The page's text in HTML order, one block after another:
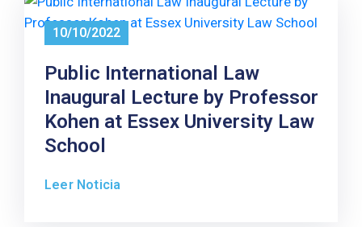
10/10/2022
Public International Law
Inaugural Lecture by Professor
Kohen at Essex University Law
School
Leer Noticia